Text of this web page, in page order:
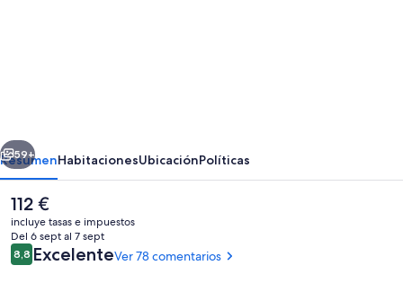
Siguiente
59+
ResumenHabitacionesUbicaciónPolíticas
El
precio
actual
es
de
112 €
incluye tasas e impuestos
Del 6 sept al 7 sept
Comentarios
8,88,8 de 10
ExcelenteVer 78 comentarios